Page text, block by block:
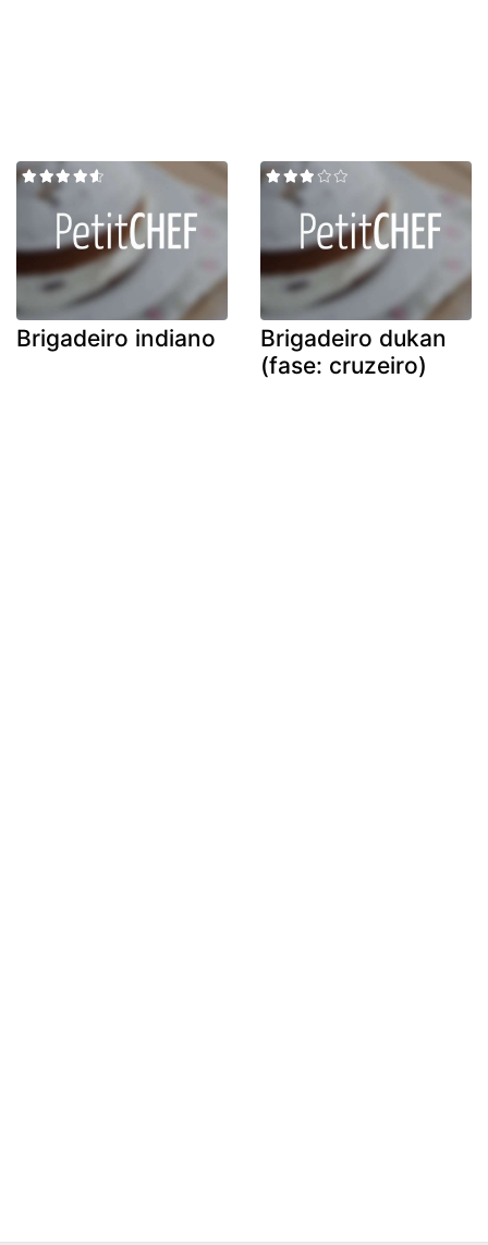
Brigadeiro indiano
Brigadeiro dukan
(fase: cruzeiro)